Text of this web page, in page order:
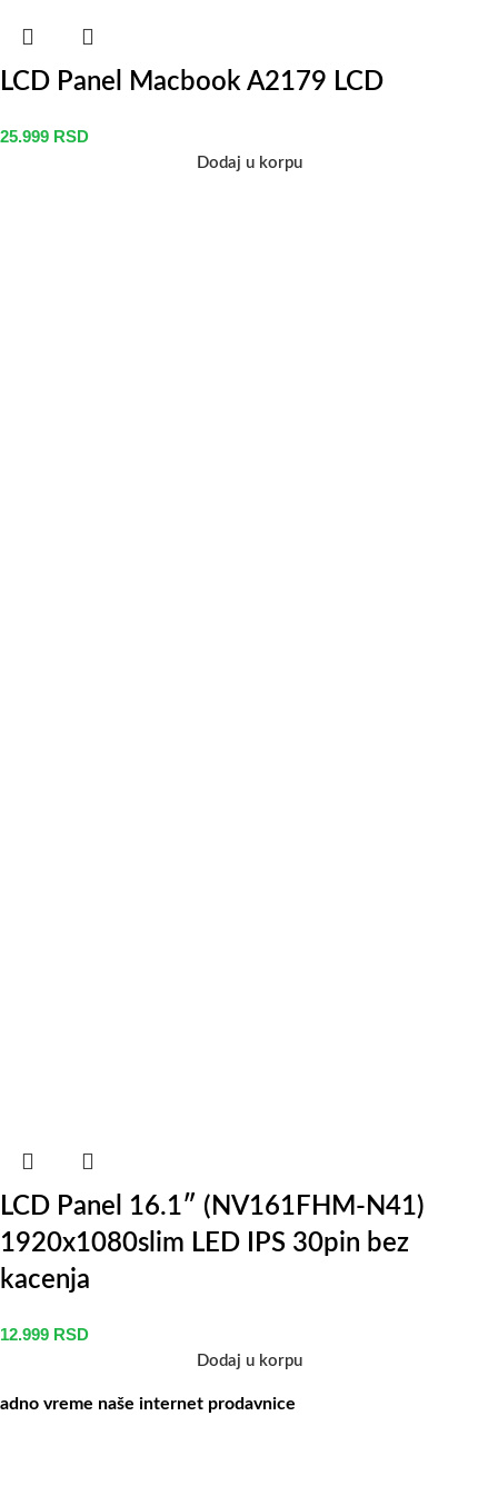
LCD Panel Macbook A2179 LCD
25.999 RSD
Dodaj u korpu
LCD Panel 16.1″ (NV161FHM-N41)
1920x1080slim LED IPS 30pin bez
kacenja
12.999 RSD
Dodaj u korpu
vreme naše internet prodavnice